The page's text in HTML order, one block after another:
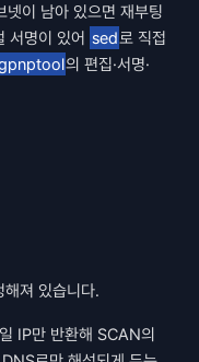
넷이 남아 있으면 재부팅
서명이 있어 sed로 직접
의 편집·서명·
져 있습니다.
IP만 반환해 SCAN의